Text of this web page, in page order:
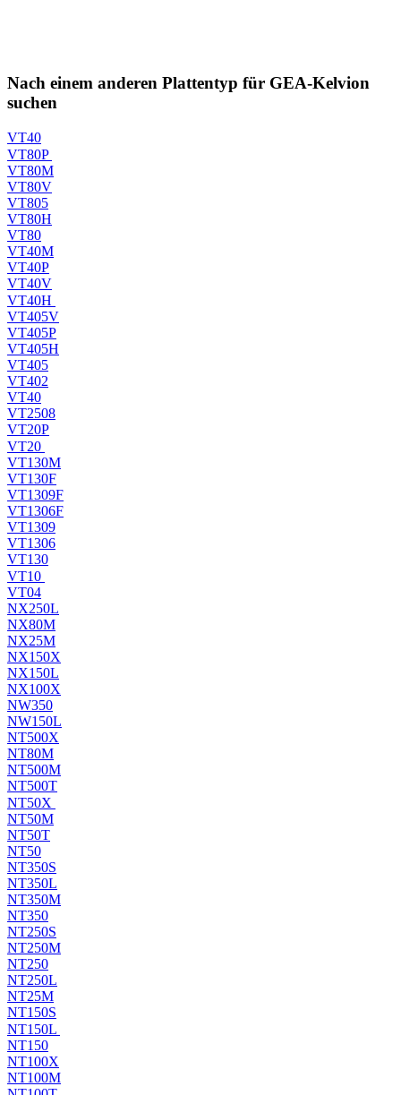
Nach einem anderen Plattentyp für GEA-Kelvion
suchen
VT40
VT80P
VT80M
VT80V
VT805
VT80H
VT80
VT40M
VT40P
VT40V
VT40H
VT405V
VT405P
VT405H
VT405
VT402
VT40
VT2508
VT20P
VT20
VT130M
VT130F
VT1309F
VT1306F
VT1309
VT1306
VT130
VT10
VT04
NX250L
NX80M
NX25M
NX150X
NX150L
NX100X
NW350
NW150L
NT500X
NT80M
NT500M
NT500T
NT50X
NT50M
NT50T
NT50
NT350S
NT350L
NT350M
NT350
NT250S
NT250M
NT250
NT250L
NT25M
NT150S
NT150L
NT150
NT100X
NT100M